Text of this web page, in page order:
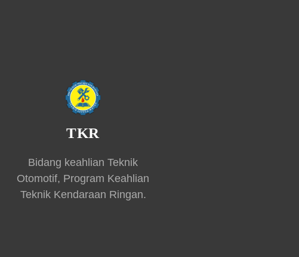
TKR
Bidang keahlian Teknik
Otomotif, Program Keahlian
Teknik Kendaraan Ringan.